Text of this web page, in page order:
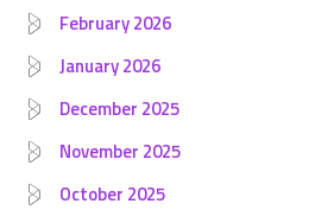
February 2026
January 2026
December 2025
November 2025
October 2025